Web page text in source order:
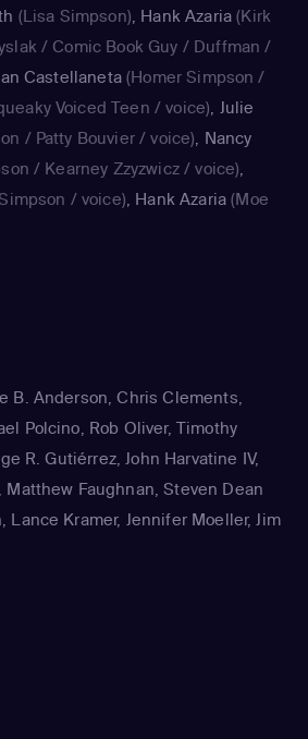
(Lisa Simpson), Hank Azaria (Kirk
/ Comic Book Guy / Duffman /
Castellaneta(Homer Simpson /
Voiced Teen / voice), Julie
/ Patty Bouvier / voice), Nancy
/ Kearney Zzyzwicz / voice),
/ voice), Hank Azaria (Moe
Tall Man / voice)
/ Kodos)
/ Snake Jailbird / Maximilian von
/ Patty Bouvier / Selma
(Cletus Spuckler / Kirk Van
B. Anderson, Chris Clements,
Polcino, Rob Oliver, Timothy
R. Gutiérrez, John Harvatine IV,
Matthew Faughnan, Steven Dean
Lance Kramer, Jennifer Moeller, Jim